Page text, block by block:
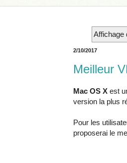
Affichage
2/10/2017
Meilleur
Mac OS X est
version la plus
Pour les
proposerai le